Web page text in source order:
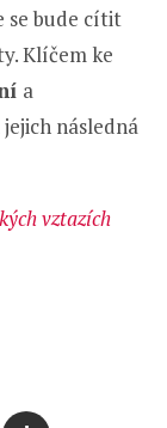
se bude cítit
Klíčem ke
a
následná
vztazích